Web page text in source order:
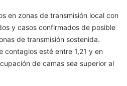
en zonas de transmisión local con
y casos confirmados de posible
de transmisión sostenida.
contagios esté entre 1,21 y en
de camas sea superior al